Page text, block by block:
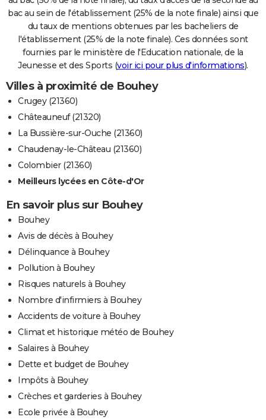
bac au sein de l'établissement (25% de la note finale) ainsi que
du taux de mentions obtenues par les bacheliers de
l'établissement (25% de la note finale). Ces données sont
fournies par le ministère de l'Education nationale, de la
Jeunesse et des Sports (voir ici pour plus d'informations).
Villes à proximité de Bouhey
Crugey (21360)
Châteauneuf (21320)
La Bussière-sur-Ouche (21360)
Chaudenay-le-Château (21360)
Colombier (21360)
Meilleurs lycées en Côte-d'Or
En savoir plus sur Bouhey
Bouhey
Avis de décès à Bouhey
Délinquance à Bouhey
Pollution à Bouhey
Risques naturels à Bouhey
Nombre d'infirmiers à Bouhey
Accidents de voiture à Bouhey
Climat et historique météo de Bouhey
Salaires à Bouhey
Dette et budget de Bouhey
Impôts à Bouhey
Crèches et garderies à Bouhey
Ecole privée à Bouhey